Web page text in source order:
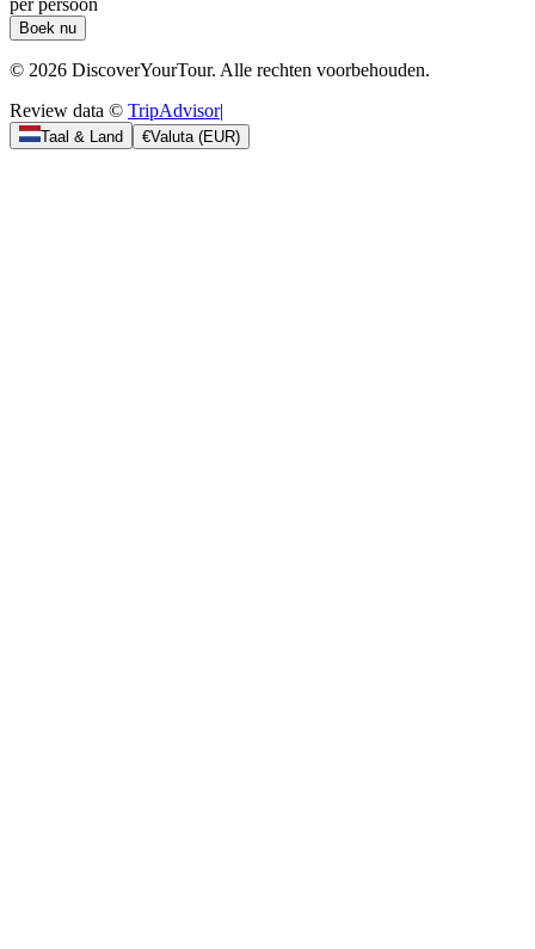
per persoon
Boek nu
© 2026 DiscoverYourTour. Alle rechten voorbehouden.
Review data © TripAdvisor|
Taal & Land €Valuta(EUR)